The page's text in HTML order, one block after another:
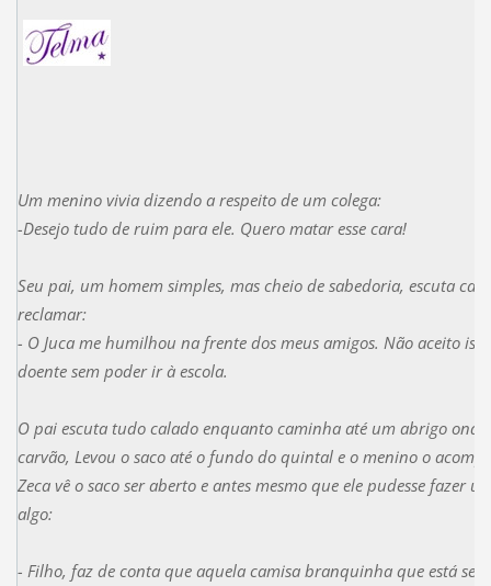
Um menino vivia dizendo a respeito de um colega:
-Desejo tudo de ruim para ele. Quero matar esse cara!
Seu pai, um homem simples, mas cheio de sabedoria, escuta
reclamar:
- O Juca me humilhou na frente dos meus amigos. Não aceito
doente sem poder ir à escola.
O pai escuta tudo calado enquanto caminha até um abrigo
carvão, Levou o saco até o fundo do quintal e o menino o
Zeca vê o saco ser aberto e antes mesmo que ele pudesse fazer
algo:
- Filho, faz de conta que aquela camisa branquinha que está